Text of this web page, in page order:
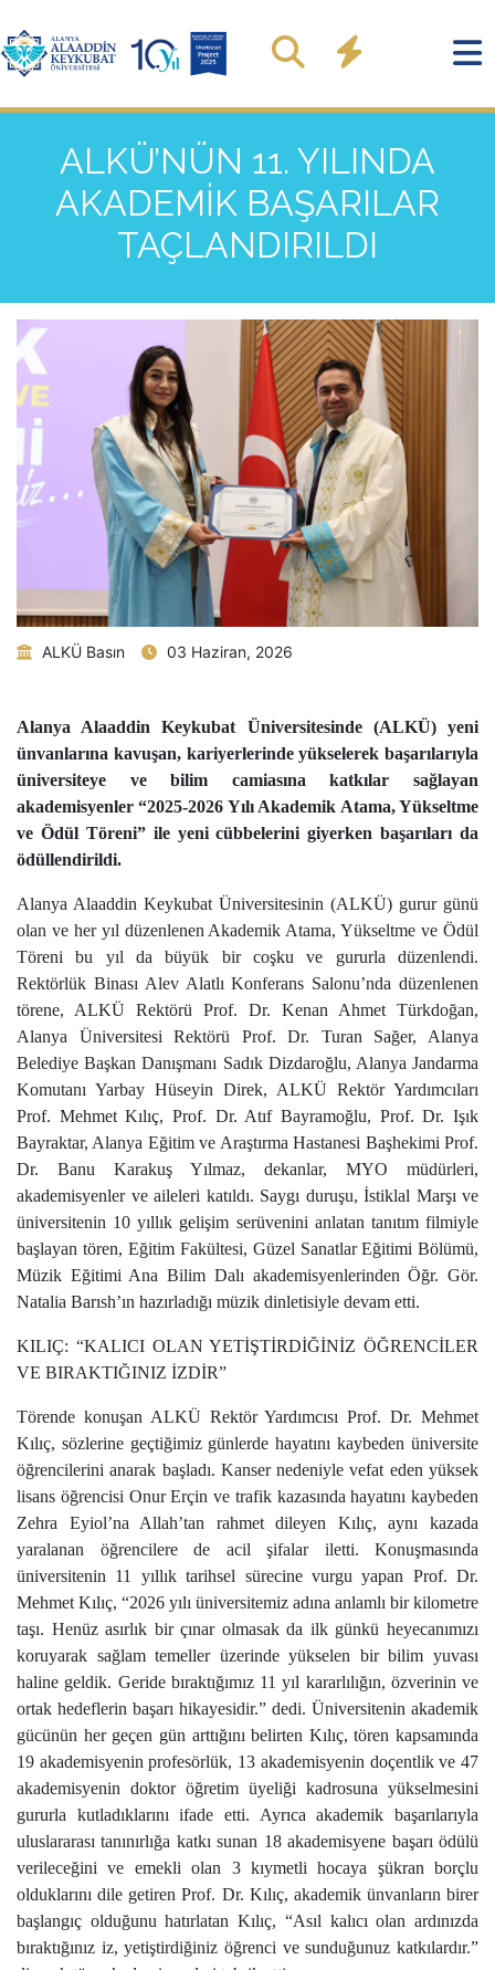
ALKÜ’NÜN 11. YILINDA
AKADEMİK BAŞARILAR
TAÇLANDIRILDI
ALKÜ Basın 03 Haziran, 2026
Alanya Alaaddin Keykubat Üniversitesinde (ALKÜ) yeni
ünvanlarına kavuşan, kariyerlerinde yükselerek başarılarıyla
üniversiteye ve bilim camiasına katkılar sağlayan
akademisyenler “2025-2026 Yılı Akademik Atama, Yükseltme
ve Ödül Töreni” ile yeni cübbelerini giyerken başarıları da
ödüllendirildi.
Alanya Alaaddin Keykubat Üniversitesinin (ALKÜ) gurur günü
olan ve her yıl düzenlenen Akademik Atama, Yükseltme ve Ödül
Töreni bu yıl da büyük bir coşku ve gururla düzenlendi.
Rektörlük Binası Alev Alatlı Konferans Salonu’nda düzenlenen
törene, ALKÜ Rektörü Prof. Dr. Kenan Ahmet Türkdoğan,
Alanya Üniversitesi Rektörü Prof. Dr. Turan Sağer, Alanya
Belediye Başkan Danışmanı Sadık Dizdaroğlu, Alanya Jandarma
Komutanı Yarbay Hüseyin Direk, ALKÜ Rektör Yardımcıları
Prof. Mehmet Kılıç, Prof. Dr. Atıf Bayramoğlu, Prof. Dr. Işık
Bayraktar, Alanya Eğitim ve Araştırma Hastanesi Başhekimi Prof.
Dr. Banu Karakuş Yılmaz, dekanlar, MYO müdürleri,
akademisyenler ve aileleri katıldı. Saygı duruşu, İstiklal Marşı ve
üniversitenin 10 yıllık gelişim serüvenini anlatan tanıtım filmiyle
başlayan tören, Eğitim Fakültesi, Güzel Sanatlar Eğitimi Bölümü,
Müzik Eğitimi Ana Bilim Dalı akademisyenlerinden Öğr. Gör.
Natalia Barısh’ın hazırladığı müzik dinletisiyle devam etti.
KILIÇ: “KALICI OLAN YETİŞTİRDİĞİNİZ ÖĞRENCİLER
VE BIRAKTIĞINIZ İZDİR”
Törende konuşan ALKÜ Rektör Yardımcısı Prof. Dr. Mehmet
Kılıç, sözlerine geçtiğimiz günlerde hayatını kaybeden üniversite
öğrencilerini anarak başladı. Kanser nedeniyle vefat eden yüksek
lisans öğrencisi Onur Erçin ve trafik kazasında hayatını kaybeden
Zehra Eyiol’na Allah’tan rahmet dileyen Kılıç, aynı kazada
yaralanan öğrencilere de acil şifalar iletti. Konuşmasında
üniversitenin 11 yıllık tarihsel sürecine vurgu yapan Prof. Dr.
Mehmet Kılıç, “2026 yılı üniversitemiz adına anlamlı bir kilometre
taşı. Henüz asırlık bir çınar olmasak da ilk günkü heyecanımızı
koruyarak sağlam temeller üzerinde yükselen bir bilim yuvası
haline geldik. Geride bıraktığımız 11 yıl kararlılığın, özverinin ve
ortak hedeflerin başarı hikayesidir.” dedi. Üniversitenin akademik
gücünün her geçen gün arttığını belirten Kılıç, tören kapsamında
19 akademisyenin profesörlük, 13 akademisyenin doçentlik ve 47
akademisyenin doktor öğretim üyeliği kadrosuna yükselmesini
gururla kutladıklarını ifade etti. Ayrıca akademik başarılarıyla
uluslararası tanınırlığa katkı sunan 18 akademisyene başarı ödülü
verileceğini ve emekli olan 3 kıymetli hocaya şükran borçlu
olduklarını dile getiren Prof. Dr. Kılıç, akademik ünvanların birer
başlangıç olduğunu hatırlatan Kılıç, “Asıl kalıcı olan ardınızda
bıraktığınız iz, yetiştirdiğiniz öğrenci ve sunduğunuz katkılardır.”